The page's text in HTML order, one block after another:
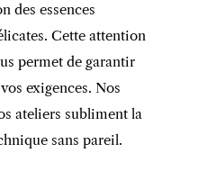
des essences
Cette attention
permet de garantir
exigences. Nos
ateliers subliment la
sans pareil.